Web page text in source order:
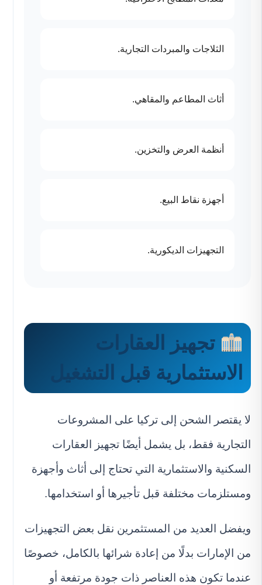
الثلاجات والمبردات التجارية.
أثاث المطاعم والمقاهي.
أنظمة العرض والتخزين.
أجهزة نقاط البيع.
التجهيزات الديكورية.
تجهيز العقارات
الاستثمارية قبل التشغيل
لا يقتصر الشحن إلى تركيا على المشروعات
التجارية فقط، بل يشمل أيضًا تجهيز العقارات
السكنية والاستثمارية التي تحتاج إلى أثاث وأجهزة
ومستلزمات مختلفة قبل تأجيرها أو استخدامها.
ويفضل العديد من المستثمرين نقل بعض التجهيزات
من الإمارات بدلًا من إعادة شرائها بالكامل، خصوصًا
عندما تكون هذه العناصر ذات جودة مرتفعة أو